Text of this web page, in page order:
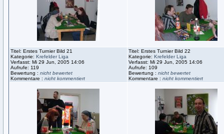
Titel: Erstes Turnier Bild 21
Kategorie: Krefelder Liga
Verfasst: Mi 29 Jun, 2005 14:06
Aufrufe: 119
Bewertung : nicht bewertet
Kommentare : nicht kommentiert
Titel: Erstes Turnier Bild 22
Kategorie: Krefelder Liga
Verfasst: Mi 29 Jun, 2005 14:06
Aufrufe: 109
Bewertung : nicht bewertet
Kommentare : nicht kommentiert